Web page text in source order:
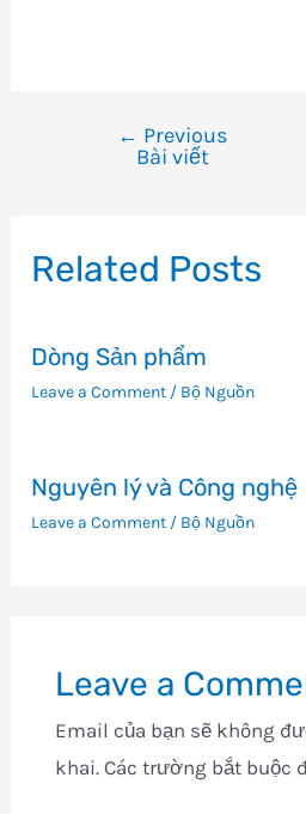
viết
← Previous
Bài viết
Related Posts
Dòng Sản phẩm
Leave a Comment / Bộ Nguồn
Nguyên lý và Công nghệ
Leave a Comment / Bộ Nguồn
Leave a
Email của bạn sẽ không
khai. Các trường bắt buộc